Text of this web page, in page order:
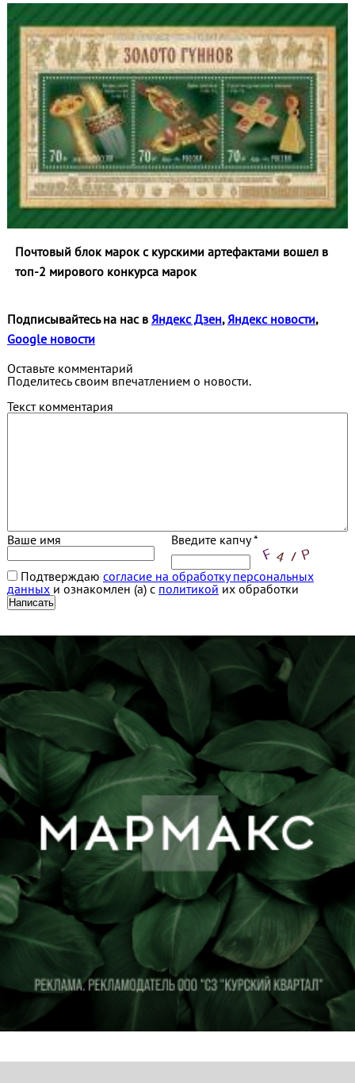
Почтовый блок марок с курскими артефактами вошел в
топ‑2 мирового конкурса марок
Подписывайтесь на нас в Яндекс Дзен, Яндекс новости,
Google новости
Оставьте комментарий
Поделитесь своим впечатлением о новости.
Текст комментария
Ваше имя Введите капчу *
Подтверждаю согласие на обработку персональных
данныхи ознакомлен (а) с политикой их обработки